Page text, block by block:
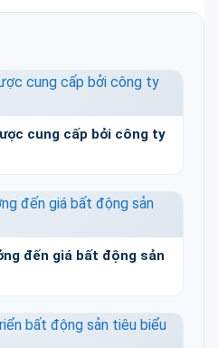
cung cấp bởi công ty
đến giá bất động sản